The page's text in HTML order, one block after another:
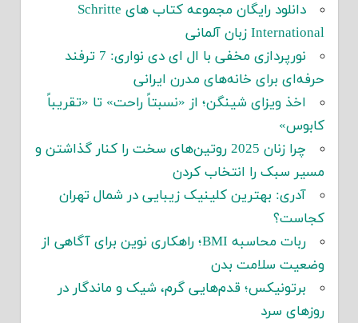
دانلود رایگان مجموعه کتاب های Schritte
International زبان آلمانی
نورپردازی مخفی با ال ای دی نواری: 7 ترفند
حرفه‌ای برای خانه‌های مدرن ایرانی
اخذ ویزای شینگن؛ از «نسبتاً راحت» تا «تقریباً
کابوس»
چرا زنان 2025 روتین‌های سخت را کنار گذاشتن و
مسیر سبک را انتخاب کردن
آدری: بهترین کلینیک زیبایی در شمال تهران
کجاست؟
ربات محاسبه BMI؛ راهکاری نوین برای آگاهی از
وضعیت سلامت بدن
برتونیکس؛ قدم‌هایی گرم، شیک و ماندگار در
روزهای سرد